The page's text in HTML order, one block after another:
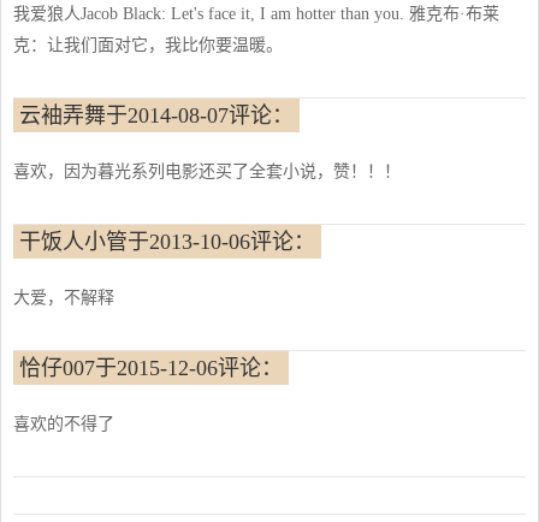
我爱狼人Jacob Black: Let's face it, I am hotter than you. 雅克布·布莱
克：让我们面对它，我比你要温暖。
云袖弄舞于2014-08-07评论：
喜欢，因为暮光系列电影还买了全套小说，赞！！！
干饭人小管于2013-10-06评论：
大爱，不解释
恰仔007于2015-12-06评论：
喜欢的不得了